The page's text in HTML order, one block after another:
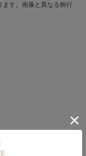
ます。画像と異なる柄行